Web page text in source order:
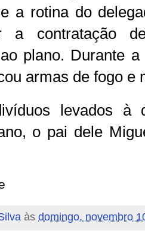
a rotina do
a contratação
plano. Durante
armas de fogo e
levados à
o pai dele
às domingo, novembro